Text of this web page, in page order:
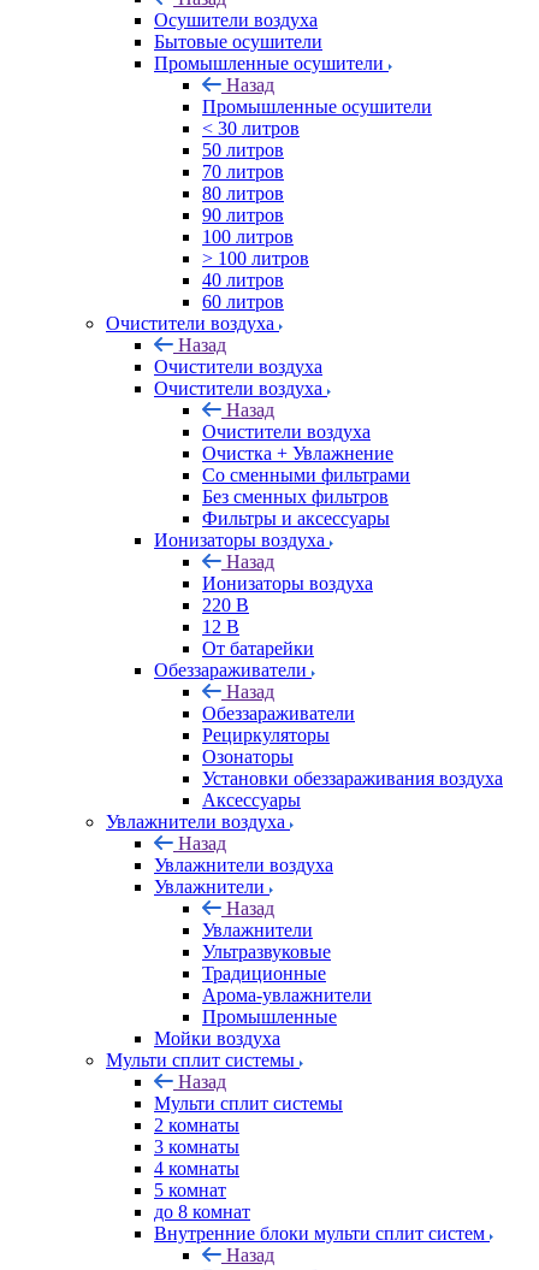
Осушители воздуха
Бытовые осушители
Промышленные осушители
Назад
Промышленные осушители
< 30 литров
50 литров
70 литров
80 литров
90 литров
100 литров
> 100 литров
40 литров
60 литров
Очистители воздуха
Назад
Очистители воздуха
Очистители воздуха
Назад
Очистители воздуха
Очистка + Увлажнение
Cо сменными фильтрами
Без сменных фильтров
Фильтры и аксессуары
Ионизаторы воздуха
Назад
Ионизаторы воздуха
220 В
12 В
От батарейки
Обеззараживатели
Назад
Обеззараживатели
Рециркуляторы
Озонаторы
Установки обеззараживания воздуха
Аксессуары
Увлажнители воздуха
Назад
Увлажнители воздуха
Увлажнители
Назад
Увлажнители
Ультразвуковые
Традиционные
Арома-увлажнители
Промышленные
Мойки воздуха
Мульти сплит системы
Назад
Мульти сплит системы
2 комнаты
3 комнаты
4 комнаты
5 комнат
до 8 комнат
Внутренние блоки мульти сплит систем
Назад